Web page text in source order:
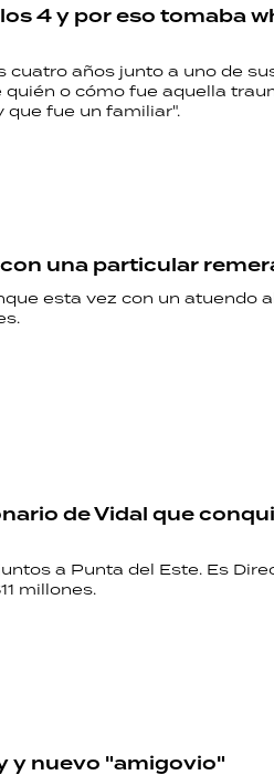
4 y por eso tomaba
cuatro años junto a uno de
quién o cómo fue aquella
que fue un familiar".
una particular
esta vez con un atuendo
de Vidal que
a Punta del Este. Es
millones.
y nuevo "amigovio"